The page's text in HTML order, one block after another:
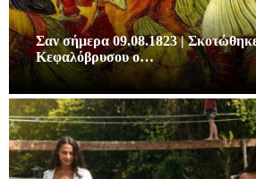
Σαν σήμερα 09.08.1823 |
Κεφαλόβρυσου ο…